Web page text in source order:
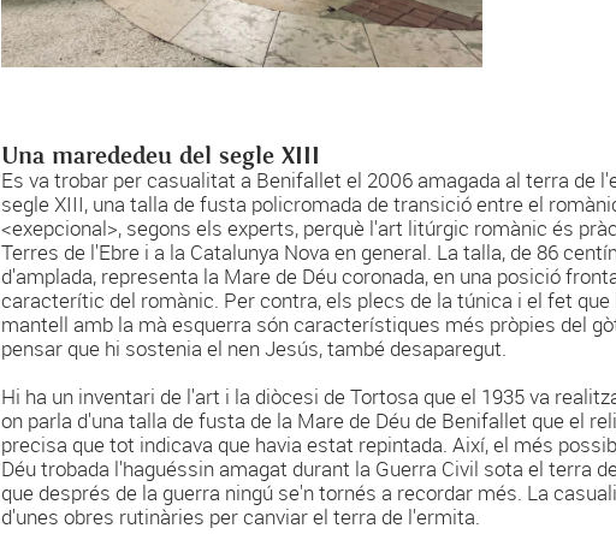
Una marededeu del segle XIII
Es va trobar per casualitat a Benifallet el 2006 amagada al terra de
segle XIII, una talla de fusta policromada de transició entre el
<exepcional>, segons els experts, perquè l'art litúrgic romànic és
Terres de l'Ebre i a la Catalunya Nova en general. La talla, de 86
d'amplada, representa la Mare de Déu coronada, en una posició
caracterític del romànic. Per contra, els plecs de la túnica i el fet
mantell amb la mà esquerra són característiques més pròpies del
pensar que hi sostenia el nen Jesús, també desaparegut.
Hi ha un inventari de l'art i la diòcesi de Tortosa que el 1935 va
on parla d'una talla de fusta de la Mare de Déu de Benifallet que el
precisa que tot indicava que havia estat repintada. Així, el més
Déu trobada l'haguéssin amagat durant la Guerra Civil sota el terra
que després de la guerra ningú se'n tornés a recordar més. La
d'unes obres rutinàries per canviar el terra de l'ermita.